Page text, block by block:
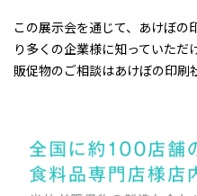
この展示会を通じて、あけぼの
り多くの企業様に知っていた
販促物のご相談はあけぼの印刷